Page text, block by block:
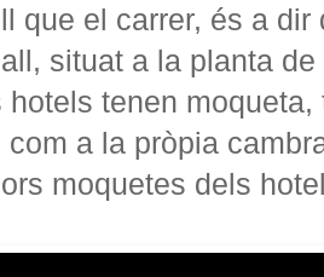
que el carrer, és a
situat a la planta
hotels tenen
com a la pròpia
moquetes dels